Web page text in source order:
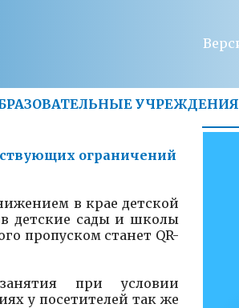
УЧРЕЖДЕНИЯ
ограничений
в крае детской
в детские сады и школы
пропуском станет QR-
при условии
у посетителей так же